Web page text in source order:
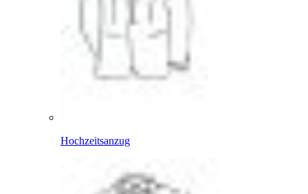
Hochzeitsanzug